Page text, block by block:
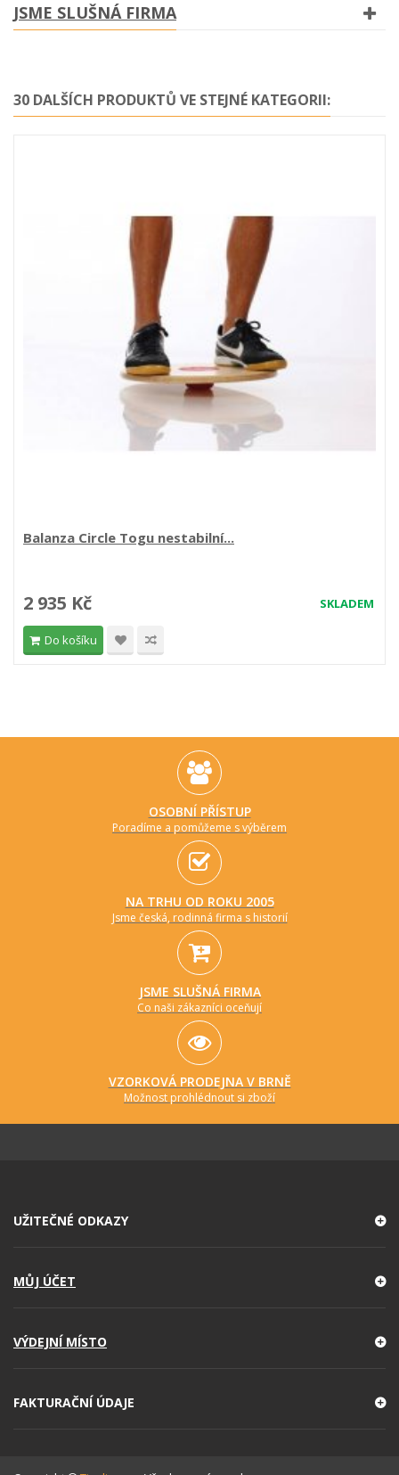
JSME SLUŠNÁ FIRMA
30 DALŠÍCH PRODUKTŮ VE STEJNÉ KATEGORII:
Balanza Circle Togu nestabilní...
SKLADEM
2 935 Kč
Do košíku
OSOBNÍ PŘÍSTUP
Poradíme a pomůžeme s výběrem
NA TRHU OD ROKU 2005
Jsme česká, rodinná firma s historií
JSME SLUŠNÁ FIRMA
Co naši zákazníci oceňují
VZORKOVÁ PRODEJNA V BRNĚ
Možnost prohlédnout si zboží
UŽITEČNÉ ODKAZY
MŮJ ÚČET
VÝDEJNÍ MÍSTO
FAKTURAČNÍ ÚDAJE